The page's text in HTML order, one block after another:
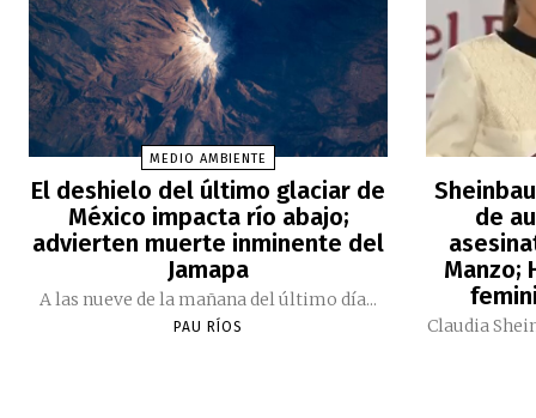
MEDIO AMBIENTE
El deshielo del último glaciar de
México impacta río abajo;
advierten muerte inminente del
Jamapa
A las nueve de la mañana del último día...
PAU RÍOS
de
Manzo;
Claudia